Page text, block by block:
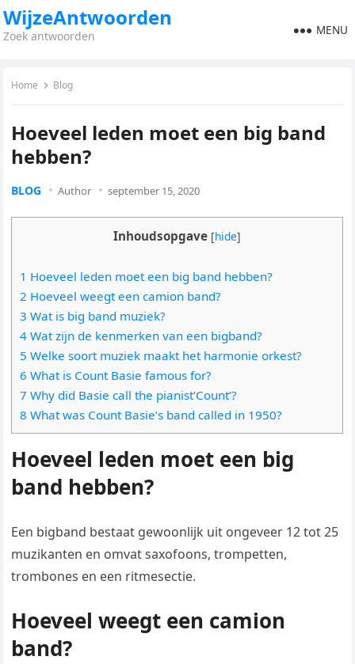
WijzeAntwoorden
Zoek antwoorden MENU
Home Blog
Hoeveel leden moet een big band
hebben?
BLOG Author september 15, 2020
Inhoudsopgave [hide]
1 Hoeveel leden moet een big band hebben?
2 Hoeveel weegt een camion band?
3 Wat is big band muziek?
4 Wat zijn de kenmerken van een bigband?
5 Welke soort muziek maakt het harmonie orkest?
6 What is Count Basie famous for?
7 Why did Basie call the pianist’Count’?
8 What was Count Basie’s band called in 1950?
Hoeveel leden moet een big
band hebben?
Een bigband bestaat gewoonlijk uit ongeveer 12 tot 25
muzikanten en omvat saxofoons, trompetten,
trombones en een ritmesectie.
Hoeveel weegt een camion
band?